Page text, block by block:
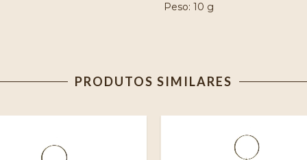
Peso: 10 g
PRODUTOS SIMILARES